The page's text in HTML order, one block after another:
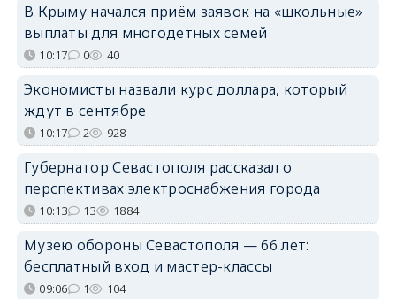
В Крыму начался приём заявок на «школьные»
выплаты для многодетных семей
10:17 0 40
Экономисты назвали курс доллара, который
ждут в сентябре
10:17 2 928
Губернатор Севастополя рассказал о
перспективах электроснабжения города
10:13 13 1884
Музею обороны Севастополя — 66 лет:
бесплатный вход и мастер-классы
09:06 1 104